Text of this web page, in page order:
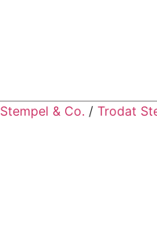
Stempel & Co. / Trodat